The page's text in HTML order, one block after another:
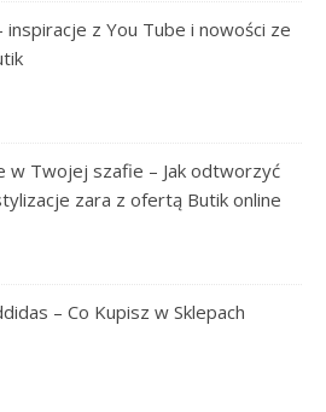
z You Tube i nowości ze
w Twojej szafie – Jak odtworzyć
zara z ofertą Butik online
– Co Kupisz w Sklepach